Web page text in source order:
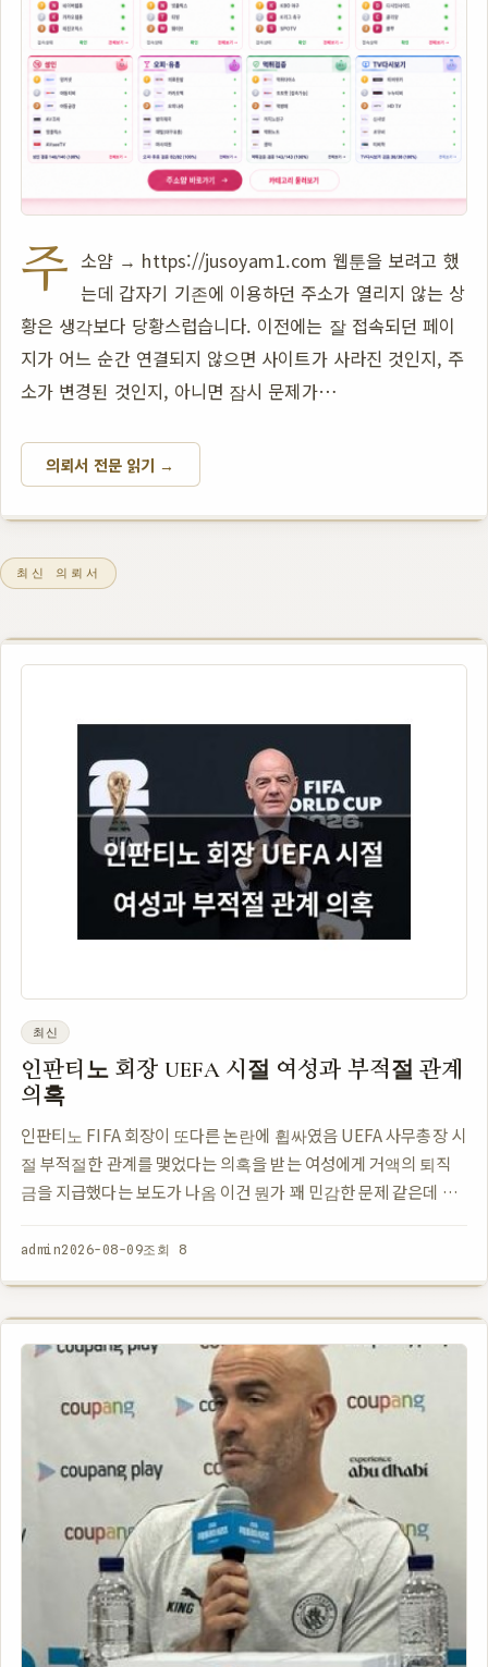
주 소얌 → https://jusoyam1.com 웹툰을 보려고 했
는데 갑자기 기존에 이용하던 주소가 열리지 않는 상
황은 생각보다 당황스럽습니다. 이전에는 잘 접속되던 페이
지가 어느 순간 연결되지 않으면 사이트가 사라진 것인지, 주
소가 변경된 것인지, 아니면 잠시 문제가…
의뢰서 전문 읽기 →
최신 의뢰서
최신
인판티노 회장 UEFA 시절 여성과 부적절 관계
의혹
인판티노 FIFA 회장이 또다른 논란에 휩싸였음 UEFA 사무총장 시
절 부적절한 관계를 맺었다는 의혹을 받는 여성에게 거액의 퇴직
금을 지급했다는 보도가 나옴 이건 뭔가 꽤 민감한 문제 같은데 기
상당함 정…
admin2026-08-09조회 8